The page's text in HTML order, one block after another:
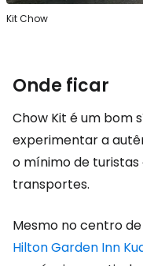
Kit Chow
Onde ficar
Chow Kit é um bom
experimentar a
o mínimo de
transportes.
Mesmo no centro
Hilton Garden Inn